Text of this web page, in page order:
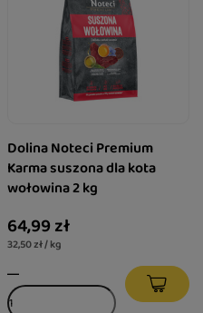
Dolina Noteci Premium
Karma suszona dla kota
wołowina 2 kg
64,99 zł
32,50 zł / kg